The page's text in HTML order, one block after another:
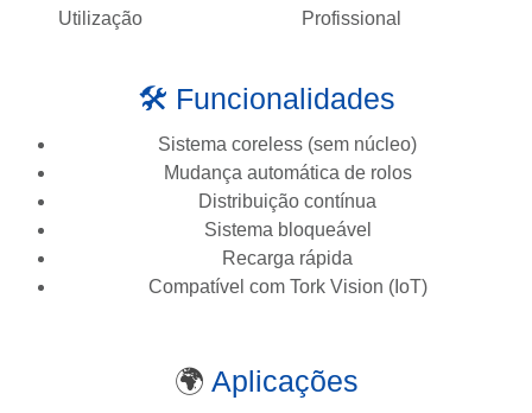
Utilização
Profissional
🛠️ Funcionalidades
Sistema coreless (sem núcleo)
Mudança automática de rolos
Distribuição contínua
Sistema bloqueável
Recarga rápida
Compatível com Tork Vision (IoT)
🌍 Aplicações